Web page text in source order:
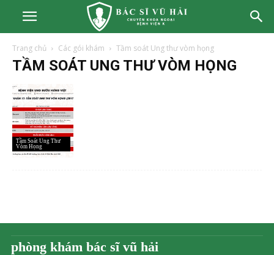
Trang chủ Các gói khám Tầm soát Ung thư vòm họng
TẦM SOÁT UNG THƯ VÒM HỌNG
Tầm Soát Ung Thư
Vòm Họng
phòng khám bác sĩ vũ hải